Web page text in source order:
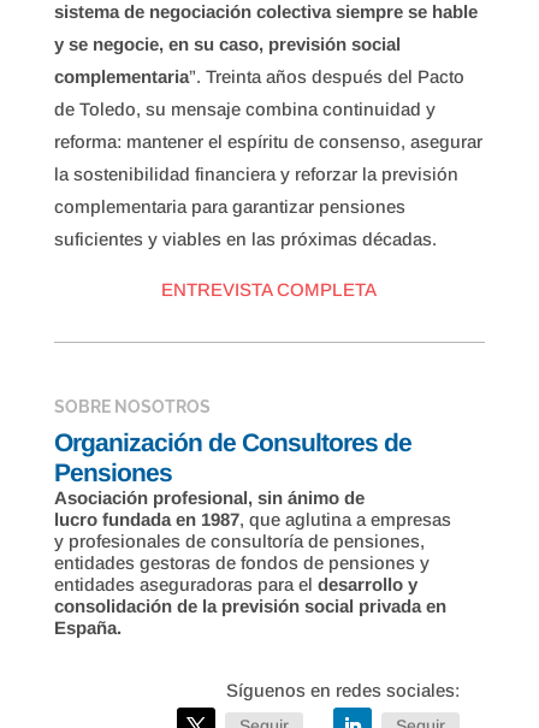
sistema de negociación colectiva siempre se hable
y se negocie, en su caso, previsión social
complementaria”. Treinta años después del Pacto
de Toledo, su mensaje combina continuidad y
reforma: mantener el espíritu de consenso, asegurar
la sostenibilidad financiera y reforzar la previsión
complementaria para garantizar pensiones
suficientes y viables en las próximas décadas.
ENTREVISTA COMPLETA
SOBRE NOSOTROS
Organización de Consultores de
Pensiones
Asociación profesional, sin ánimo de
lucro fundada en 1987, que aglutina a empresas
y profesionales de consultoría de pensiones,
entidades gestoras de fondos de pensiones y
entidades aseguradoras para el desarrollo y
consolidación de la previsión social privada en
España.